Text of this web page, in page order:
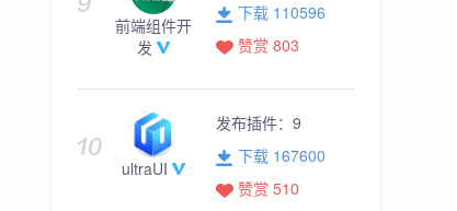
前端组件开
发
下载 110596
赞赏 803
ultraUI
发布插件： 9
下载 167600
赞赏 510